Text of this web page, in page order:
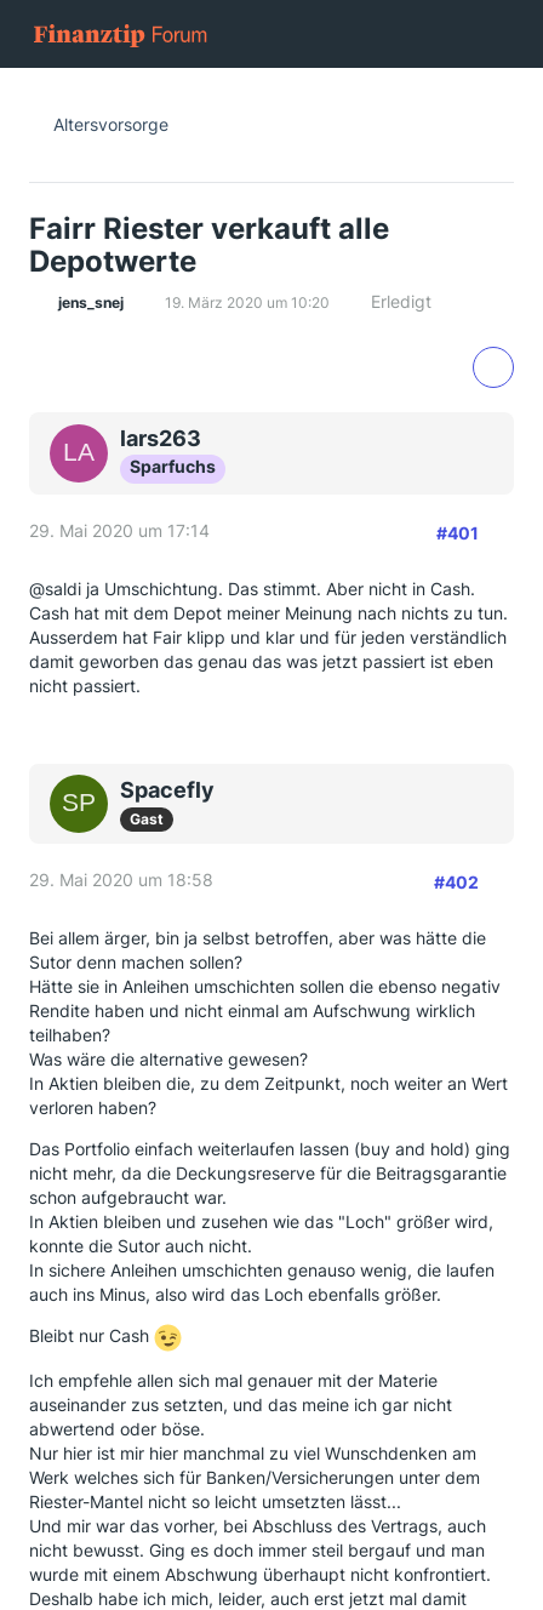
Altersvorsorge
Fairr Riester verkauft alle
Depotwerte
jens_snej 19. März 2020 um 10:20 Erledigt
lars263
Sparfuchs
29. Mai 2020 um 17:14 #401
@saldi ja Umschichtung. Das stimmt. Aber nicht in Cash.
Cash hat mit dem Depot meiner Meinung nach nichts zu tun.
Ausserdem hat Fair klipp und klar und für jeden verständlich
damit geworben das genau das was jetzt passiert ist eben
nicht passiert.
Spacefly
Gast
29. Mai 2020 um 18:58 #402
Bei allem ärger, bin ja selbst betroffen, aber was hätte die
Sutor denn machen sollen?
Hätte sie in Anleihen umschichten sollen die ebenso negativ
Rendite haben und nicht einmal am Aufschwung wirklich
teilhaben?
Was wäre die alternative gewesen?
In Aktien bleiben die, zu dem Zeitpunkt, noch weiter an Wert
verloren haben?
Das Portfolio einfach weiterlaufen lassen (buy and hold) ging
nicht mehr, da die Deckungsreserve für die Beitragsgarantie
schon aufgebraucht war.
In Aktien bleiben und zusehen wie das "Loch" größer wird,
konnte die Sutor auch nicht.
In sichere Anleihen umschichten genauso wenig, die laufen
auch ins Minus, also wird das Loch ebenfalls größer.
Bleibt nur Cash
Ich empfehle allen sich mal genauer mit der Materie
auseinander zus setzten, und das meine ich gar nicht
abwertend oder böse.
Nur hier ist mir hier manchmal zu viel Wunschdenken am
Werk welches sich für Banken/Versicherungen unter dem
Riester-Mantel nicht so leicht umsetzten lässt...
Und mir war das vorher, bei Abschluss des Vertrags, auch
nicht bewusst. Ging es doch immer steil bergauf und man
wurde mit einem Abschwung überhaupt nicht konfrontiert.
Deshalb habe ich mich, leider, auch erst jetzt mal damit